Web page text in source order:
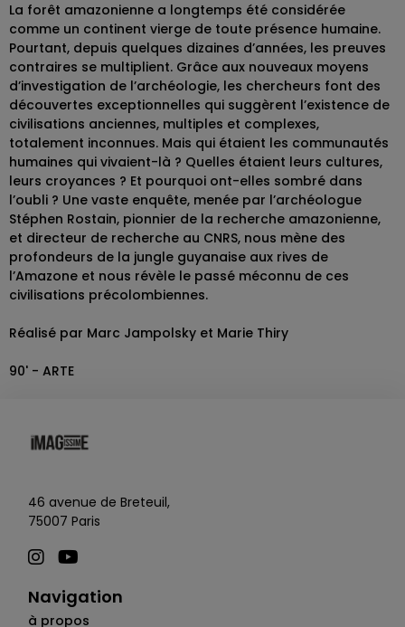
La forêt amazonienne a longtemps été considérée
comme un continent vierge de toute présence humaine.
Pourtant, depuis quelques dizaines d’années, les preuves
contraires se multiplient. Grâce aux nouveaux moyens
d’investigation de l’archéologie, les chercheurs font des
découvertes exceptionnelles qui suggèrent l’existence de
civilisations anciennes, multiples et complexes,
totalement inconnues. Mais qui étaient les communautés
humaines qui vivaient-là ? Quelles étaient leurs cultures,
leurs croyances ? Et pourquoi ont-elles sombré dans
l’oubli ? Une vaste enquête, menée par l’archéologue
Stéphen Rostain, pionnier de la recherche amazonienne,
et directeur de recherche au CNRS, nous mène des
profondeurs de la jungle guyanaise aux rives de
l’Amazone et nous révèle le passé méconnu de ces
civilisations précolombiennes.
Réalisé par Marc Jampolsky et Marie Thiry
90' - ARTE
46 avenue de Breteuil,
75007 Paris
Navigation
à propos